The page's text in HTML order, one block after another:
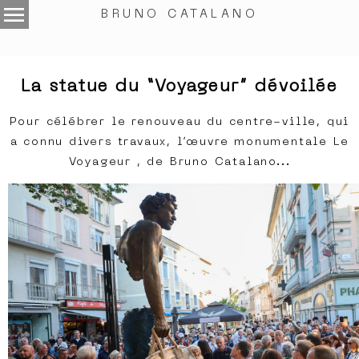
menu BRUNO CATALANO
La statue du “Voyageur” dévoilée
Pour célébrer le renouveau du centre-ville, qui
a connu divers travaux, l’œuvre monumentale Le
Voyageur , de Bruno Catalano...